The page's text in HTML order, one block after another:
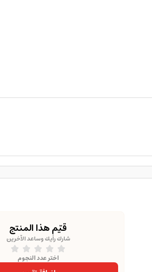
قيّم هذا المنتج
شارك رأيك وساعد الآخرين
اختر عدد النجوم